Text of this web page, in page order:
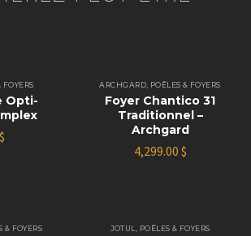
FOYERS
Opti-
$
ARCHGARD, POÊLES & FOYERS
Foyer Chantico 31
Traditionnel –
Archgard
4,299.00 $
& FOYERS JOTUL POÊLES & FOYERS